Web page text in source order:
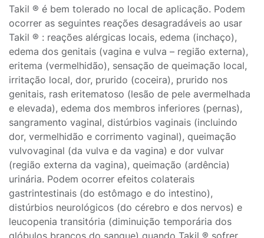
Takil ® é bem tolerado no local de aplicação. Podem
ocorrer as seguintes reações desagradáveis ao usar
Takil ® : reações alérgicas locais, edema (inchaço),
edema dos genitais (vagina e vulva – região externa),
eritema (vermelhidão), sensação de queimação local,
irritação local, dor, prurido (coceira), prurido nos
genitais, rash eritematoso (lesão de pele avermelhada
e elevada), edema dos membros inferiores (pernas),
sangramento vaginal, distúrbios vaginais (incluindo
dor, vermelhidão e corrimento vaginal), queimação
vulvovaginal (da vulva e da vagina) e dor vulvar
(região externa da vagina), queimação (ardência)
urinária. Podem ocorrer efeitos colaterais
gastrintestinais (do estômago e do intestino),
distúrbios neurológicos (do cérebro e dos nervos) e
leucopenia transitória (diminuição temporária dos
glóbulos brancos do sangue) quando Takil ® sofrer